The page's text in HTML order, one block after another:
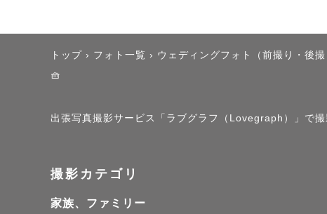
トップ › フォト一覧 › ウェディングフォト（前撮り・後
🧺
出張写真撮影サービス「ラブグラフ（Lovegraph）」で
撮影カテゴリ
家族、ファミリー